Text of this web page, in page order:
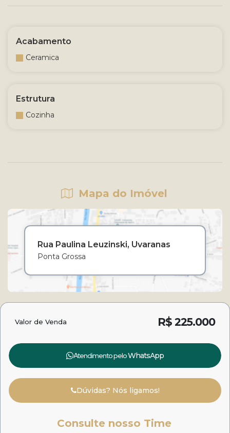
Acabamento
Ceramica
Estrutura
Cozinha
Mapa do Imóvel
Rua Paulina Leuzinski Uvaranas
Ponta Grossa
R$ 225.000
Valor de Venda
Atendimento peloWhatsApp
Dúvidas? Nós ligamos!
Consulte nosso Time